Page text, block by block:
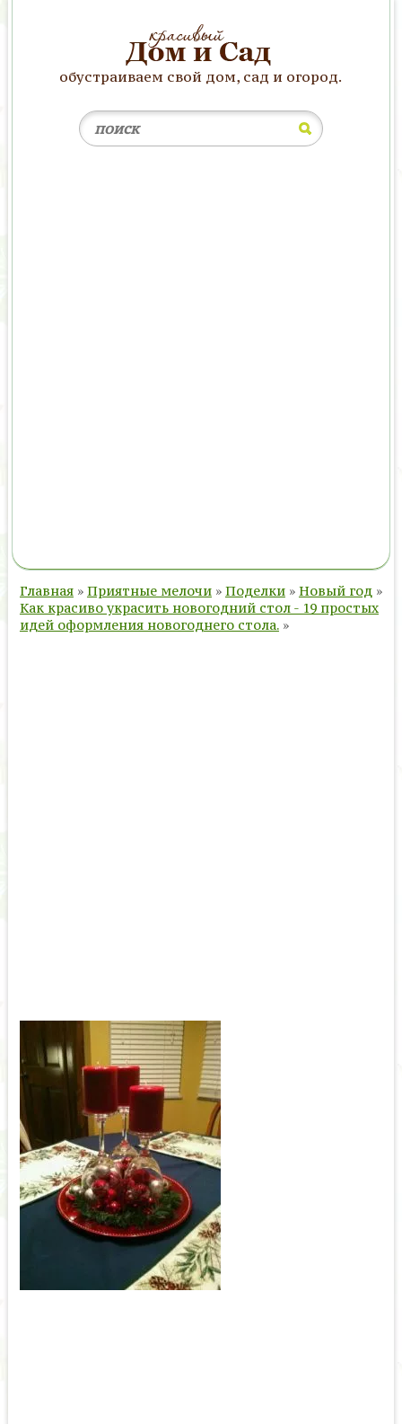
обустраиваем свой дом, сад и огород.
Главная » Приятные мелочи » Поделки » Новый год »
Как красиво украсить новогодний стол - 19 простых
идей оформления новогоднего стола. »